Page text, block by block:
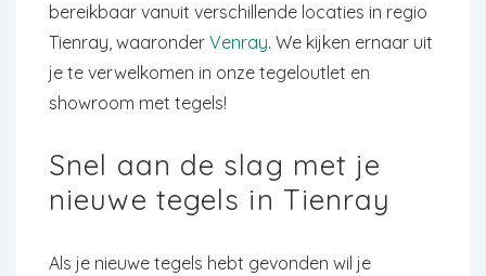
bereikbaar vanuit verschillende locaties in regio
Tienray, waaronder Venray. We kijken ernaar uit
je te verwelkomen in onze tegeloutlet en
showroom met tegels!
Snel aan de slag met je
nieuwe tegels in Tienray
Als je nieuwe tegels hebt gevonden wil je